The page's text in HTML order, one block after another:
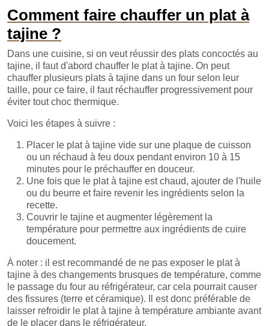
Comment faire chauffer un plat à
tajine ?
Dans une cuisine, si on veut réussir des plats concoctés au
tajine, il faut d'abord chauffer le plat à tajine. On peut
chauffer plusieurs plats à tajine dans un four selon leur
taille, pour ce faire, il faut réchauffer progressivement pour
éviter tout choc thermique.
Voici les étapes à suivre :
Placer le plat à tajine vide sur une plaque de cuisson
ou un réchaud à feu doux pendant environ 10 à 15
minutes pour le préchauffer en douceur.
Une fois que le plat à tajine est chaud, ajouter de l'huile
ou du beurre et faire revenir les ingrédients selon la
recette.
Couvrir le tajine et augmenter légèrement la
température pour permettre aux ingrédients de cuire
doucement.
À noter : il est recommandé de ne pas exposer le plat à
tajine à des changements brusques de température, comme
le passage du four au réfrigérateur, car cela pourrait causer
des fissures (terre et céramique). Il est donc préférable de
laisser refroidir le plat à tajine à température ambiante avant
de le placer dans le réfrigérateur.